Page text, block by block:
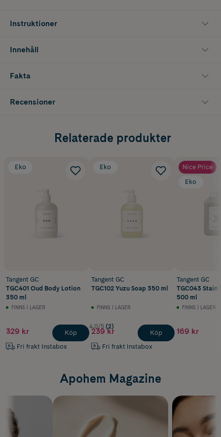
Fir (Granbarr, kåda). Den sibiriska granen, som växer på tajgan öster
mellan fingrarna släpper de ifrån sig en uppfriskande träarom och
sjungande terpen-molekyler i en flyktig toppnot.
Instruktioner
Innehåll
Fakta
Recensioner
Relaterade produkter
Eko
Tangent GC
TGC401 Oud Body Lotion
350 ml
FINNS I LAGER
329 kr
Fri frakt Instabox
Köp
Eko
Tangent GC
TGC102 Yuzu Soap 350 ml
FINNS I LAGER
4.0/5 (2)
239 kr
Fri frakt Instabox
Köp
Nice Price
Eko
Tangent GC
TGC043 Stain
500 ml
FINNS I LAGER
169 kr
Apohem Magazine